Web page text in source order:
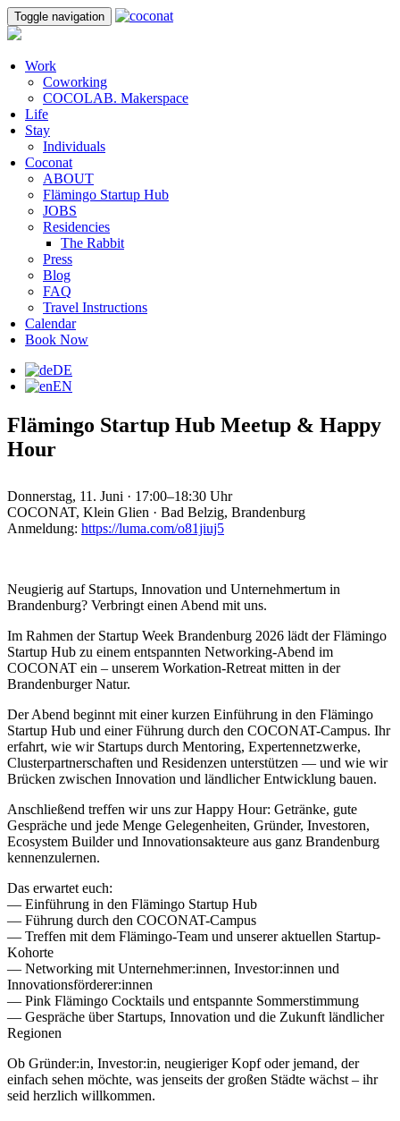
Toggle navigation
Work
Coworking
COCOLAB. Makerspace
Life
Stay
Individuals
Coconat
ABOUT
Flämingo Startup Hub
JOBS
Residencies
The Rabbit
Press
Blog
FAQ
Travel Instructions
Calendar
Book Now
DE
EN
Flämingo Startup Hub Meetup & Happy
Hour
Donnerstag, 11. Juni · 17:00–18:30 Uhr
COCONAT, Klein Glien · Bad Belzig, Brandenburg
Anmeldung: https://luma.com/o81jiuj5
Neugierig auf Startups, Innovation und Unternehmertum in
Brandenburg? Verbringt einen Abend mit uns.
Im Rahmen der Startup Week Brandenburg 2026 lädt der Flämingo
Startup Hub zu einem entspannten Networking-Abend im
COCONAT ein – unserem Workation-Retreat mitten in der
Brandenburger Natur.
Der Abend beginnt mit einer kurzen Einführung in den Flämingo
Startup Hub und einer Führung durch den COCONAT-Campus. Ihr
erfahrt, wie wir Startups durch Mentoring, Expertennetzwerke,
Clusterpartnerschaften und Residenzen unterstützen — und wie wir
Brücken zwischen Innovation und ländlicher Entwicklung bauen.
Anschließend treffen wir uns zur Happy Hour: Getränke, gute
Gespräche und jede Menge Gelegenheiten, Gründer, Investoren,
Ecosystem Builder und Innovationsakteure aus ganz Brandenburg
kennenzulernen.
Das erwartet euch:
— Einführung in den Flämingo Startup Hub
— Führung durch den COCONAT-Campus
— Treffen mit dem Flämingo-Team und unserer aktuellen Startup-
Kohorte
— Networking mit Unternehmer:innen, Investor:innen und
Innovationsförderer:innen
— Pink Flämingo Cocktails und entspannte Sommerstimmung
— Gespräche über Startups, Innovation und die Zukunft ländlicher
Regionen
Ob Gründer:in, Investor:in, neugieriger Kopf oder jemand, der
einfach sehen möchte, was jenseits der großen Städte wächst – ihr
seid herzlich willkommen.